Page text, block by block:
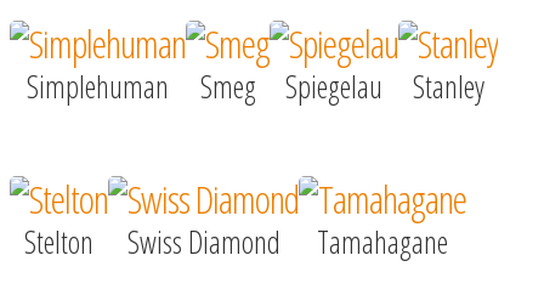
Simplehuman Smeg Spiegelau Stanley
Stelton Swiss Diamond Tamahagane